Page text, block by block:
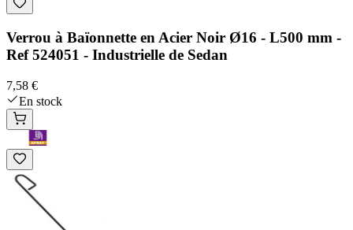
Verrou à Baïonnette en Acier Noir Ø16 - L500 mm -
Ref 524051 - Industrielle de Sedan
7,58 €
En stock